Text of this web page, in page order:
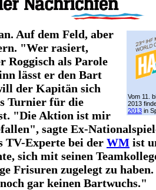
Vom 11.
2013
2013 in
Auf dem Feld, aber
"Wer rasiert,
als Parole
lässt er den Bart
der Kapitän sich
Turnier für die
"Die Aktion ist mir
sagte Ex-
TV-Experte bei der WM ist
sich mit seinen
Frisuren zugelegt zu
gar keinen Bartwuchs."